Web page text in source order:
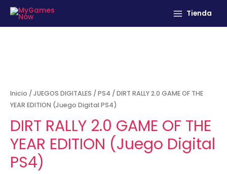
Tienda
Inicio /JUEGOS DIGITALES /PS4 / DIRT RALLY 2.0 GAME OF THE
YEAR EDITION (Juego Digital PS4)
DIRT RALLY 2.0 GAME OF THE
YEAR EDITION (Juego Digital
PS4)